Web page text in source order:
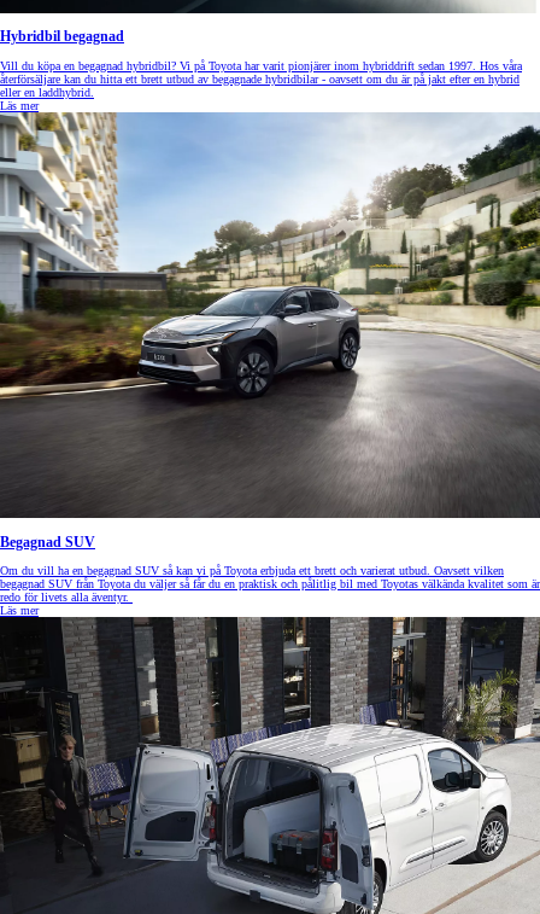
Hybridbil begagnad
Vill du köpa en begagnad hybridbil? Vi på Toyota har varit pionjärer inom hybriddrift sedan 1997. Hos våra
återförsäljare kan du hitta ett brett utbud av begagnade hybridbilar - oavsett om du är på jakt efter en hybrid
eller en laddhybrid.
Läs mer
Begagnad SUV
Om du vill ha en begagnad SUV så kan vi på Toyota erbjuda ett brett och varierat utbud. Oavsett vilken
begagnad SUV från Toyota du väljer så får du en praktisk och pålitlig bil med Toyotas välkända kvalitet som är
redo för livets alla äventyr.
Läs mer